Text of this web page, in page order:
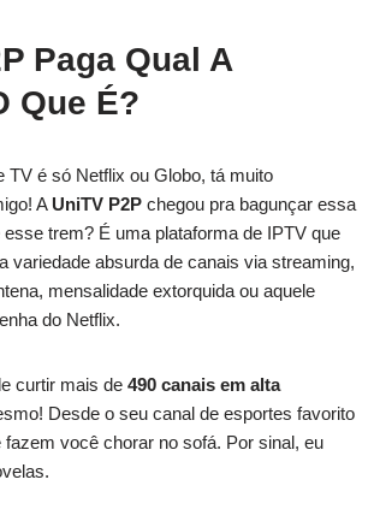
Paga Qual A
Que É?
TV é só Netflix ou Globo, tá muito
A UniTV P2P chegou pra bagunçar essa
trem? É uma plataforma de IPTV que
variedade absurda de canais via streaming,
mensalidade extorquida ou aquele
do Netflix.
curtir mais de 490 canais em alta
Desde o seu canal de esportes favorito
fazem você chorar no sofá. Por sinal, eu